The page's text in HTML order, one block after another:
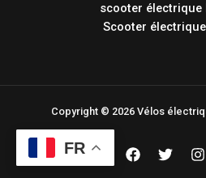
scooter électrique
Scooter
Copyright © 2026 Vélos
FR